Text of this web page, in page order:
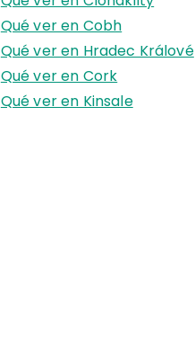
Qué ver en Cobh
Qué ver en Hradec Králové
Qué ver en Cork
Qué ver en Kinsale